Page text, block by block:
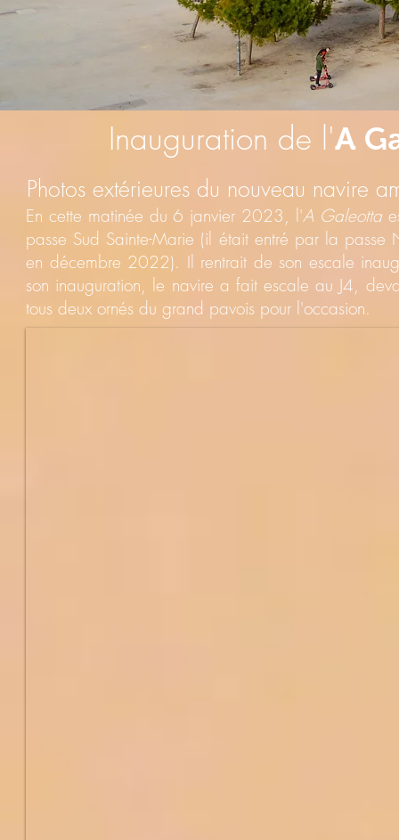
Inauguration de l'A
Photos extérieures du nouveau navire
En cette matinée du 6 janvier 2023, l'A Galeotta
passe Sud Sainte-Marie (il était entré par la
en décembre 2022). Il rentrait de son escale
son inauguration, le navire a fait escale au J4,
tous deux ornés du grand pavois pour l'occasion.